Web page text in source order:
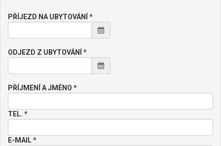
PŘÍJEZD NA UBYTOVÁNÍ *
ODJEZD Z UBYTOVÁNÍ *
PŘÍJMENÍ A JMÉNO *
TEL. *
E-MAIL *